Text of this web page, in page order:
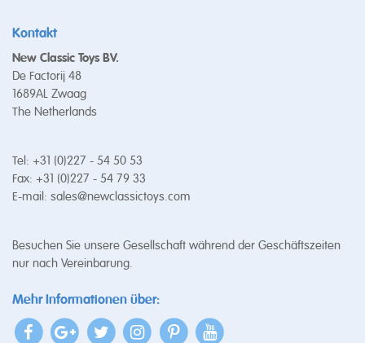
Kontakt
New Classic Toys BV.
De Factorij 48
1689AL Zwaag
The Netherlands
Tel: +31 (0)227 - 54 50 53
Fax: +31 (0)227 - 54 79 33
E-mail: sales@newclassictoys.com
Besuchen Sie unsere Gesellschaft während der Geschäftszeiten
nur nach Vereinbarung.
Mehr Informationen über: